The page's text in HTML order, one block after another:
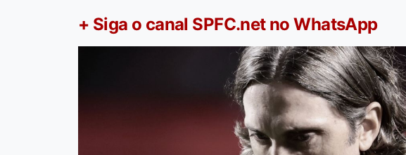
+ Siga o canal SPFC.net no WhatsApp